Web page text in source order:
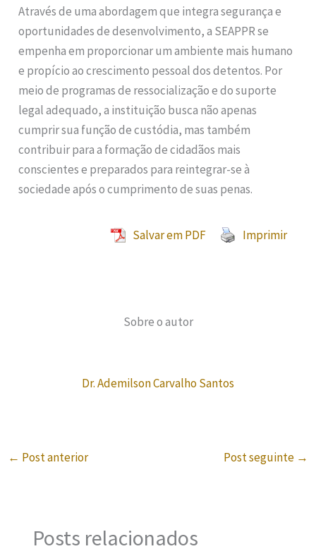
Através de uma abordagem que integra segurança e
oportunidades de desenvolvimento, a SEAPPR se
empenha em proporcionar um ambiente mais humano
e propício ao crescimento pessoal dos detentos. Por
meio de programas de ressocialização e do suporte
legal adequado, a instituição busca não apenas
cumprir sua função de custódia, mas também
contribuir para a formação de cidadãos mais
conscientes e preparados para reintegrar-se à
sociedade após o cumprimento de suas penas.
Salvar em PDF Imprimir
Sobre o autor
Dr. Ademilson Carvalho Santos
← Post anterior Post seguinte →
Posts relacionados